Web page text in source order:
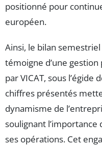
positionné pour
européen.
Ainsi, le bilan
témoigne d’une
par VICAT, sous l’égide
chiffres présentés
dynamisme de
soulignant l’importance
ses opérations. Cet